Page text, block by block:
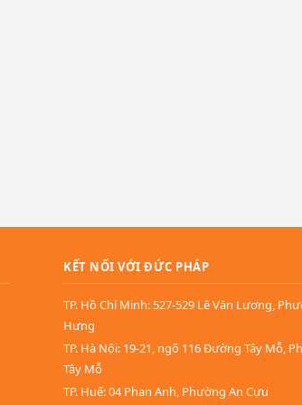
KẾT NỐI VỚI ĐỨC PHÁP
TP. Hồ Chí Minh: 527-529 Lê Văn Lương,
Hưng
TP. Hà Nội: 19-21, ngõ 116 Đường Tây Mỗ,
Tây Mỗ
TP. Huế: 04 Phan Anh, Phường An Cựu